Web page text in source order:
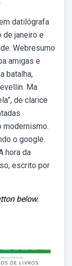
datilógrafa
de janeiro e
Webresumo
amigas e
batalha,
Ma
de clarice
modernismo.
o google.
hora da
escrito por
below.